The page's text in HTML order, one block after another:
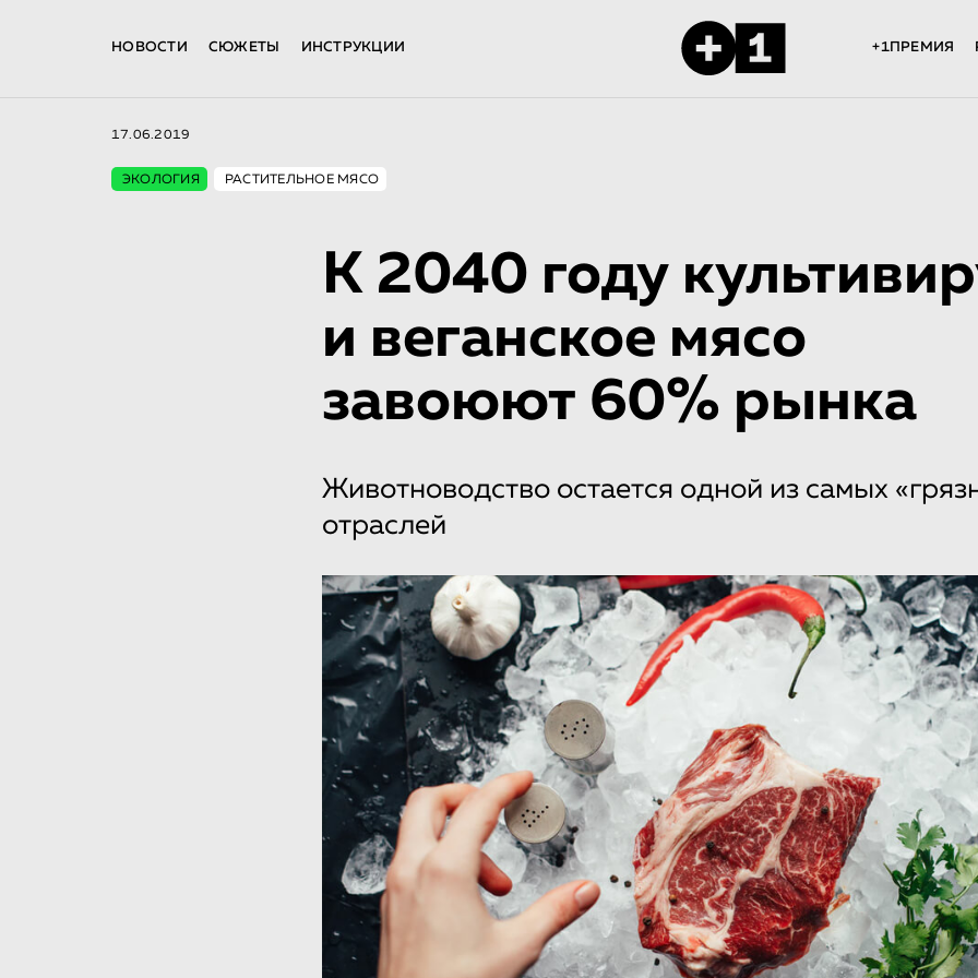
НОВОСТИ СЮЖЕТЫ ИНСТРУКЦИИ +1ПРЕМИЯ
17.06.2019
ЭКОЛОГИЯ РАСТИТЕЛЬНОЕ МЯСО
К 2040 году
и веганское мясо
завоюют 60% рынка
Животноводство остается одной из самых
отраслей